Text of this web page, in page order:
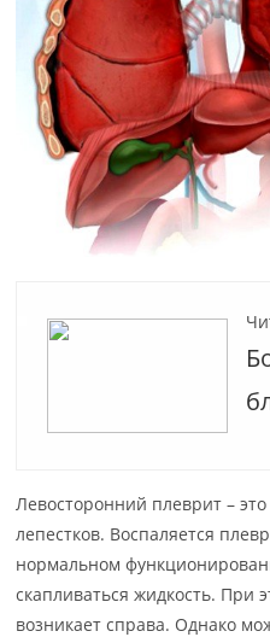
Левосторонний плеврит –
лепестков. Воспаляется
нормальном
скапливаться жидкость. При
возникает справа. Однако